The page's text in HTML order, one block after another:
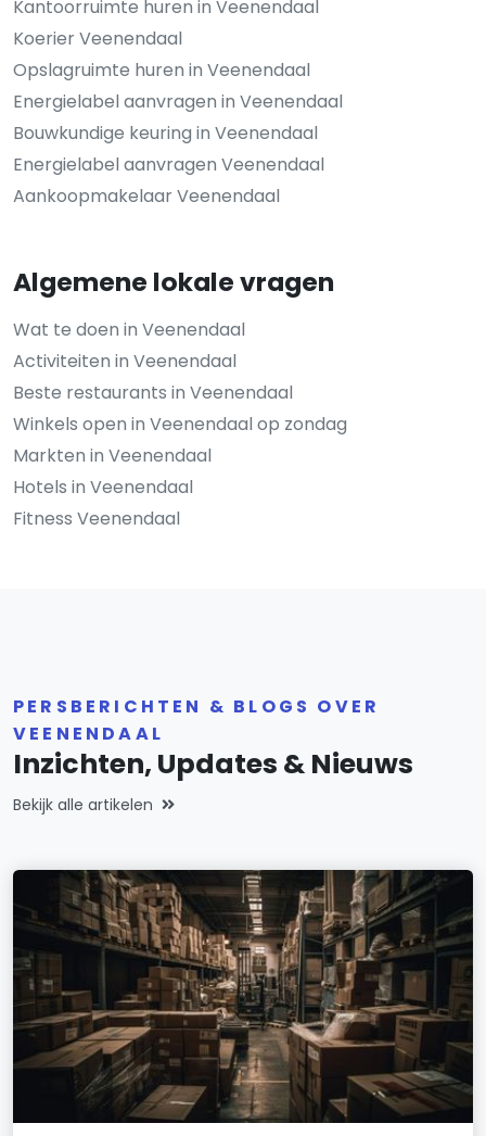
Kantoorruimte huren in Veenendaal
Koerier Veenendaal
Opslagruimte huren in Veenendaal
Energielabel aanvragen in Veenendaal
Bouwkundige keuring in Veenendaal
Energielabel aanvragen Veenendaal
Aankoopmakelaar Veenendaal
Algemene lokale vragen
Wat te doen in Veenendaal
Activiteiten in Veenendaal
Beste restaurants in Veenendaal
Winkels open in Veenendaal op zondag
Markten in Veenendaal
Hotels in Veenendaal
Fitness Veenendaal
PERSBERICHTEN & BLOGS OVER
VEENENDAAL
Inzichten, Updates & Nieuws
Bekijk alle artikelen